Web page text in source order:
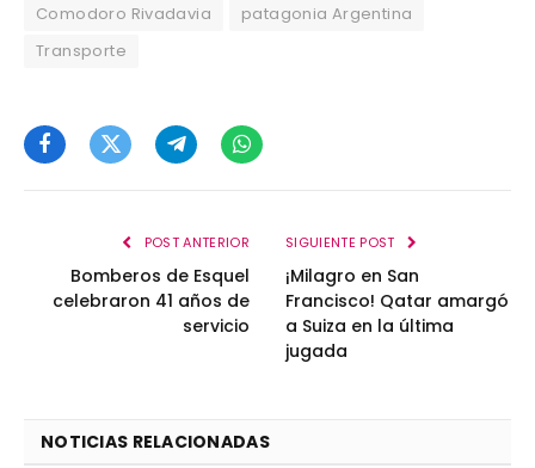
Comodoro Rivadavia
patagonia Argentina
Transporte
FacebookTwitterTelegramWhatsApp
POST ANTERIOR
Bomberos de Esquel
celebraron 41 años de
servicio
SIGUIENTE POST
¡Milagro en San
Francisco! Qatar amargó
a Suiza en la última
jugada
NOTICIAS RELACIONADAS